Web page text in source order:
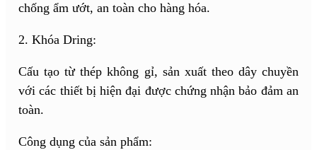
chống ẩm ướt, an toàn cho hàng hóa.
2. Khóa Dring:
Cấu tạo từ thép không gỉ, sản xuất theo dây chuyền
với các thiết bị hiện đại được chứng nhận bảo đảm an
toàn.
Công dụng của sản phẩm: